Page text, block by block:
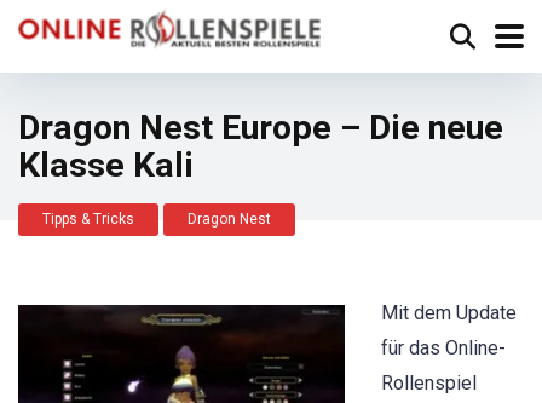
Dragon Nest Europe – Die neue
Klasse Kali
Tipps & Tricks Dragon Nest
Mit dem Update
für das Online-
Rollenspiel